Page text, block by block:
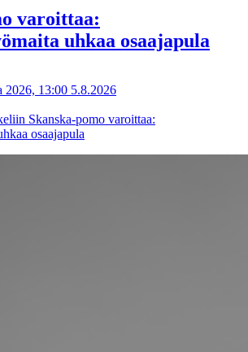
varoittaa:
uhkaa osaajapula
2026, 13:00 5.8.2026
Skanska-pomo varoittaa:
osaajapula